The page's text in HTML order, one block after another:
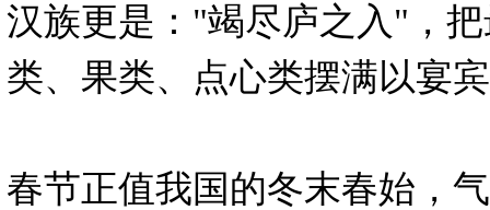
汉族更是："竭尽庐之入"，
类、果类、点心类摆满以宴
春节正值我国的冬末春始，